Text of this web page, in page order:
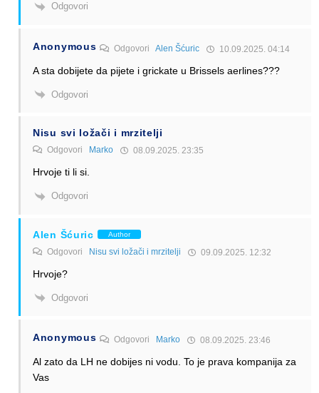
Odgovori
Anonymous OdgovoriAlen Šćuric 10.09.2025. 04:14
A sta dobijete da pijete i grickate u Brissels aerlines???
Odgovori
Nisu svi ložači i mrzitelji
Odgovori Marko 08.09.2025. 23:35
Hrvoje ti li si.
Odgovori
Alen Šćuric Author
Odgovori Nisu svi ložači i mrzitelji 09.09.2025. 12:32
Hrvoje?
Odgovori
Anonymous Odgovori Marko 08.09.2025. 23:46
Al zato da LH ne dobijes ni vodu. To je prava kompanija za
Vas